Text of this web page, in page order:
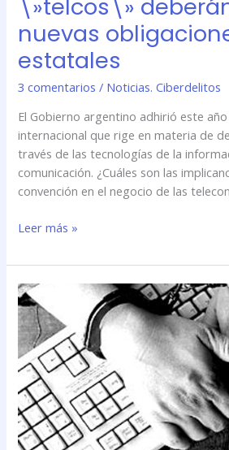
\»telcos\»
nuevas
estatales
3 comentarios / Noticias. Ciberdelitos
El Gobierno argentino adhirió este
internacional que rige en materia de
través de las tecnologías de la
comunicación. ¿Cuáles son las
convención en el negocio de las
Leer más »
Por
culpa
del
cibercrimen,
\»telcos\»
deberán
cumplir
nuevas
obligaciones